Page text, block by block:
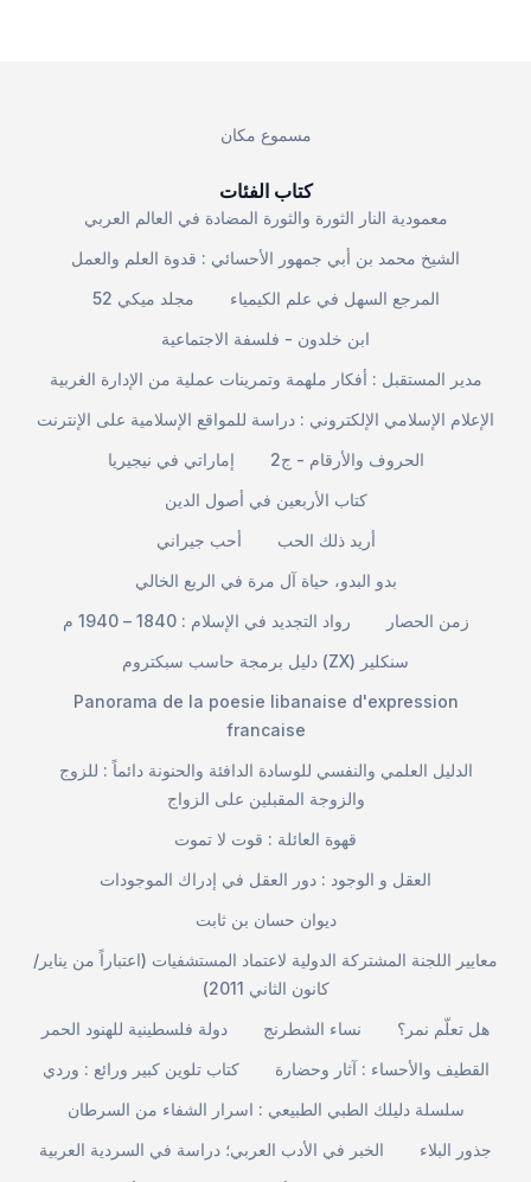
مسموع مكان
كتاب الفئات
معمودية النار الثورة والثورة المضادة في العالم العربي
الشيخ محمد بن أبي جمهور الأحسائي : قدوة العلم والعمل
مجلد ميكي 52
المرجع السهل في علم الكيمياء
ابن خلدون - فلسفة الاجتماعية
مدير المستقبل : أفكار ملهمة وتمرينات عملية من الإدارة الغربية
الإعلام الإسلامي الإلكتروني : دراسة للمواقع الإسلامية على الإنترنت
إماراتي في نيجيريا
الحروف والأرقام - ج2
كتاب الأربعين في أصول الدين
أحب جيراني
أريد ذلك الحب
بدو البدو، حياة آل مرة في الربع الخالي
رواد التجديد في الإسلام : 1840 – 1940 م
زمن الحصار
دليل برمجة حاسب سبكتروم (ZX) سنكلير
Panorama de la poesie libanaise d'expression
francaise
الدليل العلمي والنفسي للوسادة الدافئة والحنونة دائماً : للزوج
والزوجة المقبلين على الزواج
قهوة العائلة : قوت لا تموت
العقل و الوجود : دور العقل في إدراك الموجودات
ديوان حسان بن ثابت
معايير اللجنة المشتركة الدولية لاعتماد المستشفيات (اعتباراً من يناير/
كانون الثاني 2011)
دولة فلسطينية للهنود الحمر
نساء الشطرنج
هل تعلّم نمر؟
كتاب تلوين كبير ورائع : وردي
القطيف والأحساء : آثار وحضارة
سلسلة دليلك الطبي الطبيعي : اسرار الشفاء من السرطان
الخبر في الأدب العربي؛ دراسة في السردية العربية
جذور البلاء